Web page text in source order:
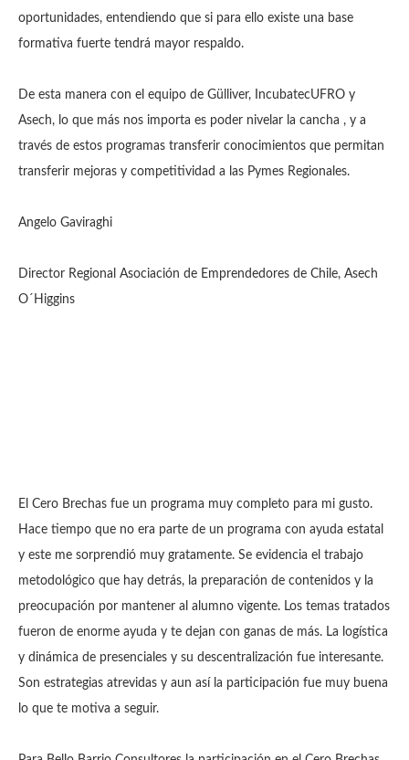
oportunidades, entendiendo que si para ello existe una base
formativa fuerte tendrá mayor respaldo.
De esta manera con el equipo de Gülliver, IncubatecUFRO y
Asech, lo que más nos importa es poder nivelar la cancha , y a
través de estos programas transferir conocimientos que permitan
transferir mejoras y competitividad a las Pymes Regionales.
Angelo Gaviraghi
Director Regional Asociación de Emprendedores de Chile, Asech
O´Higgins
El Cero Brechas fue un programa muy completo para mi gusto.
Hace tiempo que no era parte de un programa con ayuda estatal
y este me sorprendió muy gratamente. Se evidencia el trabajo
metodológico que hay detrás, la preparación de contenidos y la
preocupación por mantener al alumno vigente. Los temas tratados
fueron de enorme ayuda y te dejan con ganas de más. La logística
y dinámica de presenciales y su descentralización fue interesante.
Son estrategias atrevidas y aun así la participación fue muy buena
lo que te motiva a seguir.